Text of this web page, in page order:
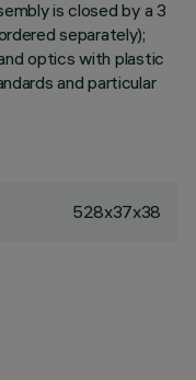
is closed by a 3
separately);
optics with plastic
and particular
528x37x38